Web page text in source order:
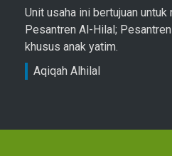
Unit usaha ini bertujuan
Pesantren Al-Hilal;
khusus anak yatim.
Aqiqah Alhilal